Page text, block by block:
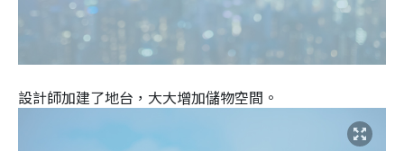
設計師加建了地台，大大增加儲物空間。